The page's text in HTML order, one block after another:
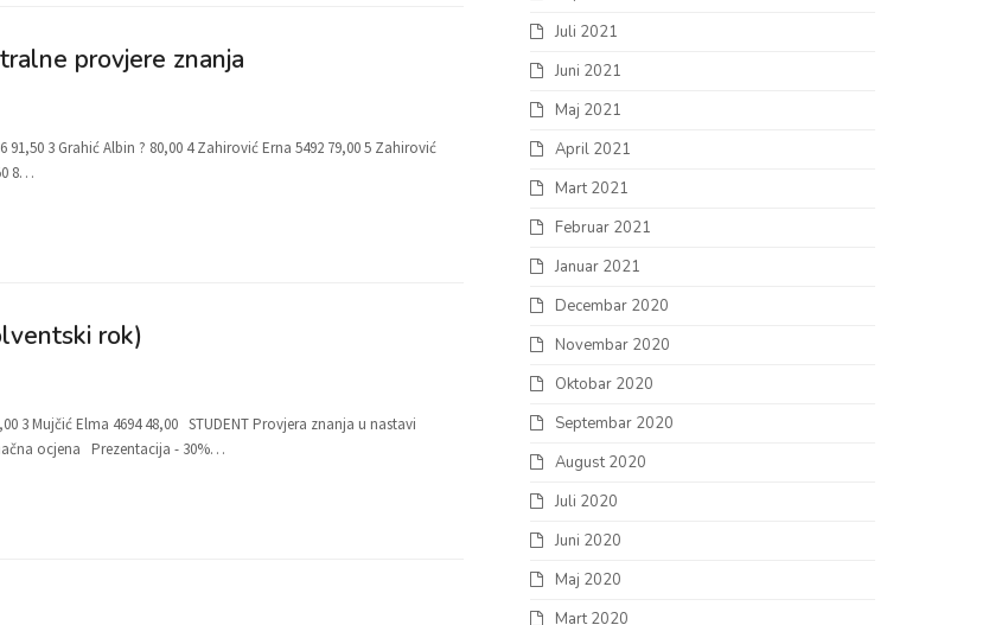
provjere znanja
91,50 3 Grahić Albin ? 80,00 4 Zahirović Erna 5492 79,00 5 Zahirović
8…
rok)
3 Mujčić Elma 4694 48,00 STUDENT Provjera znanja u nastavi
ocjena Prezentacija - 30%…
Juli 2021
Juni 2021
Maj 2021
April 2021
Mart 2021
Februar 2021
Januar 2021
Decembar 2020
Novembar 2020
Oktobar 2020
Septembar 2020
August 2020
Juli 2020
Juni 2020
Maj 2020
Mart 2020